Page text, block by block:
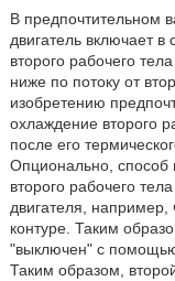
В предпочтительном
двигатель включает
второго рабочего
ниже по потоку от
изобретению
охлаждение второго
после его
Опционально, способ
второго рабочего
двигателя, например,
контуре. Таким
ʺвыключенʺ с
Таким образом,